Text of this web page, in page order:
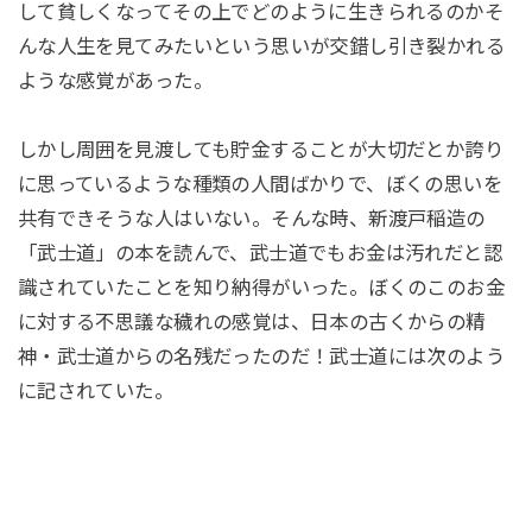
して貧しくなってその上でどのように生きられるのかそ
んな人生を見てみたいという思いが交錯し引き裂かれる
ような感覚があった。
しかし周囲を見渡しても貯金することが大切だとか誇り
に思っているような種類の人間ばかりで、ぼくの思いを
共有できそうな人はいない。そんな時、新渡戸稲造の
「武士道」の本を読んで、武士道でもお金は汚れだと認
識されていたことを知り納得がいった。ぼくのこのお金
に対する不思議な穢れの感覚は、日本の古くからの精
神・武士道からの名残だったのだ！武士道には次のよう
に記されていた。